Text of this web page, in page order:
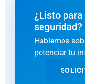
¿Listo
seguridad?
Hablemos
potenciar tu